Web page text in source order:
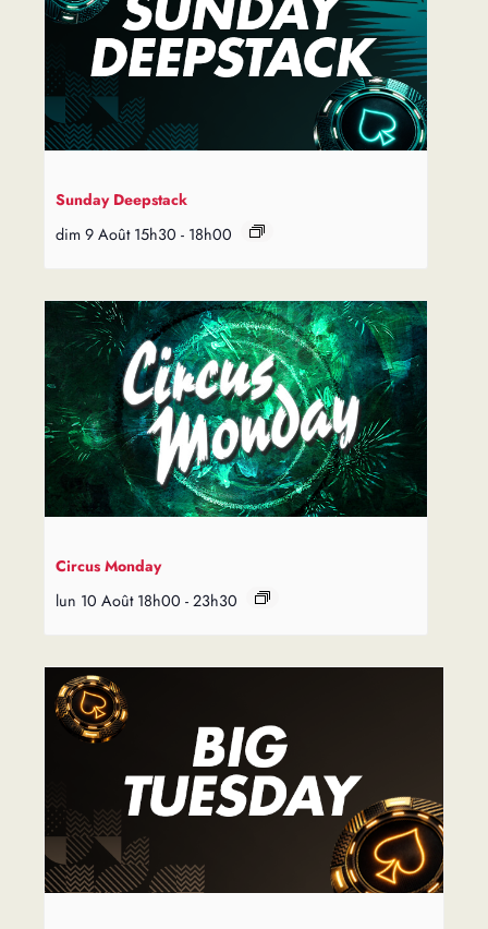
Sunday Deepstack
dim 9 Août 15h30 - 18h00
Circus Monday
lun 10 Août 18h00 - 23h30